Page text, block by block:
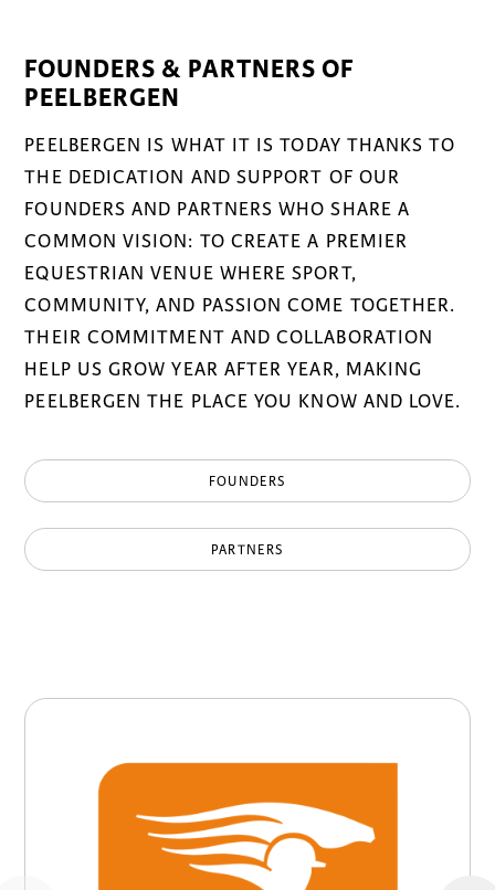
FOUNDERS & PARTNERS OF
PEELBERGEN
PEELBERGEN IS WHAT IT IS TODAY THANKS TO
THE DEDICATION AND SUPPORT OF OUR
FOUNDERS AND PARTNERS WHO SHARE A
COMMON VISION: TO CREATE A PREMIER
EQUESTRIAN VENUE WHERE SPORT,
COMMUNITY, AND PASSION COME TOGETHER.
THEIR COMMITMENT AND COLLABORATION
HELP US GROW YEAR AFTER YEAR, MAKING
PEELBERGEN THE PLACE YOU KNOW AND LOVE.
FOUNDERS
PARTNERS